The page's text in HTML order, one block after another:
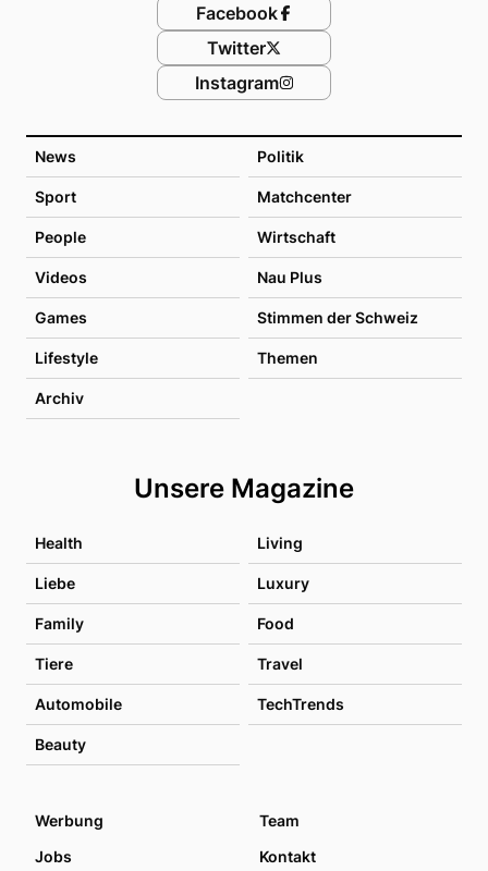
News Politik
Sport Matchcenter
People Wirtschaft
Videos Nau Plus
Games Stimmen der Schweiz
Lifestyle Themen
Archiv
Unsere Magazine
Health Living
Liebe Luxury
Family Food
Tiere Travel
Automobile TechTrends
Beauty
Facebook
Twitter
Instagram
Werbung
Team
Jobs
Kontakt